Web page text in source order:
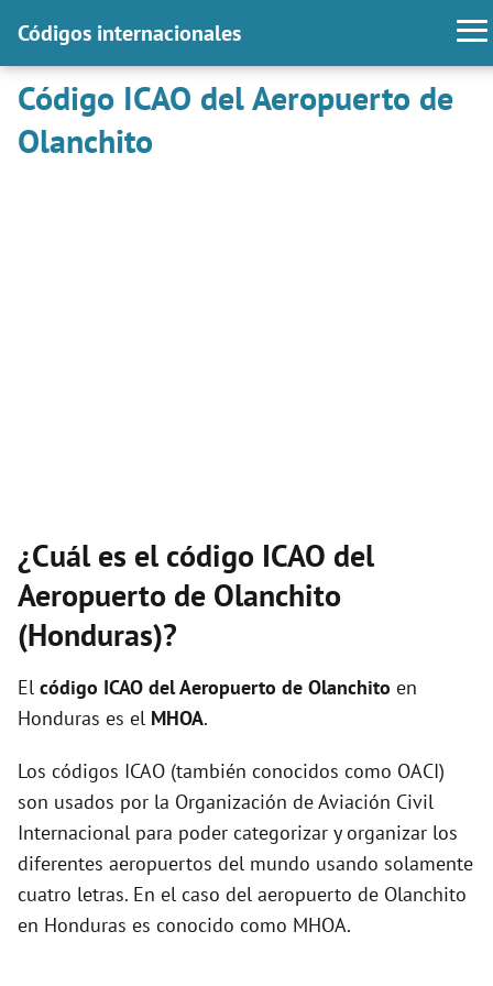
Códigos internacionales
Código ICAO del Aeropuerto de
Olanchito
¿Cuál es el código ICAO del
Aeropuerto de Olanchito
(Honduras)?
El código ICAO delAeropuerto de Olanchito en
Honduras es el MHOA.
Los códigos ICAO (también conocidos como OACI)
son usados por la Organización de Aviación Civil
Internacional para poder categorizar y organizar los
diferentes aeropuertos del mundo usando solamente
cuatro letras. En el caso del aeropuerto de Olanchito
en Honduras es conocido como MHOA.